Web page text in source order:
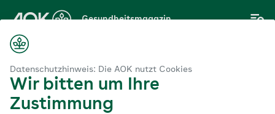
Datenschutzhinweis: Die AOK nutzt Cookies
Wir bitten um Ihre
Zustimmung
Hauptinhalt
springen
Gesundheitsmagazin